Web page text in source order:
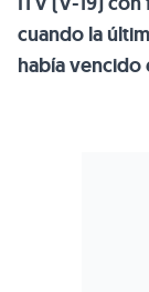
cuando la
había vencido